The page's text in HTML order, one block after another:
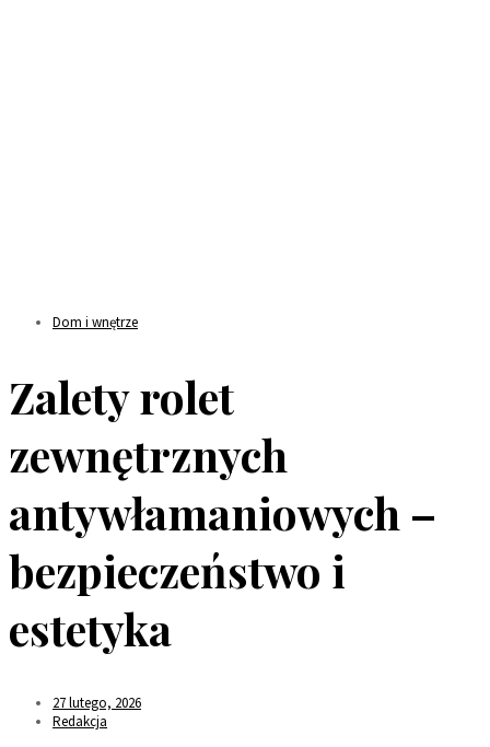
Dom i wnętrze
Zalety rolet
zewnętrznych
antywłamaniowych –
bezpieczeństwo i
estetyka
27 lutego, 2026
Redakcja